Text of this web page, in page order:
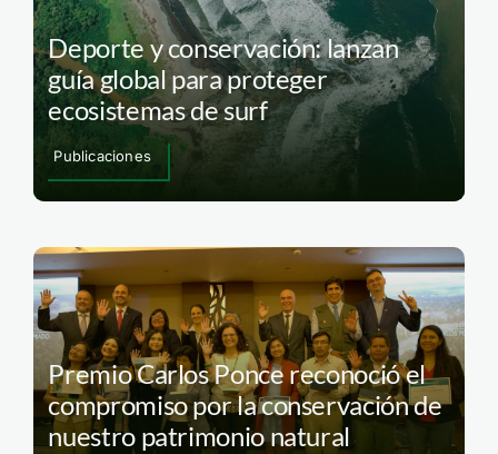
Deporte y conservación: lanzan
guía global para proteger
ecosistemas de surf
Publicaciones
Premio Carlos Ponce reconoció el
compromiso por la conservación de
nuestro patrimonio natural